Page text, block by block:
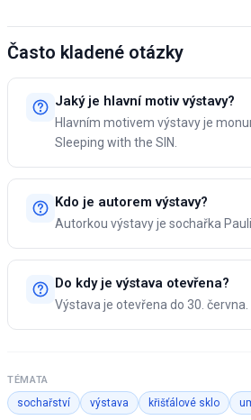
Často kladené otázky
Jaký je hlavní motiv výstavy?
Hlavním motivem výstavy je
Sleeping with the SIN.
Kdo je autorem výstavy?
Autorkou výstavy je sochařka
Do kdy je výstava otevřena?
Výstava je otevřena do 30. června.
TÉMATA
sochařství výstava křišťálové sklo